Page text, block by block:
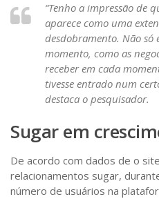
“Tenho a impressão de
aparece como uma
desdobramento. Não
momento, como as
receber em cada
tivesse entrado num
destaca o pesquisador.
Sugar em
De acordo com dados de o
relacionamentos sugar,
número de usuários na